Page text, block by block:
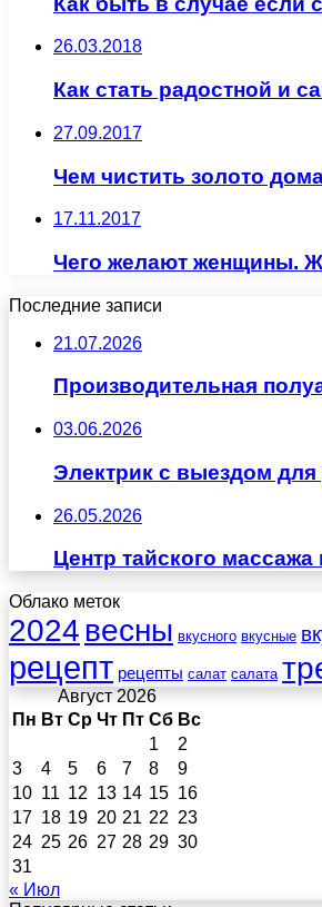
26.03.2018
Как стать радостной и
27.09.2017
Чем чистить золото
17.11.2017
Чего желают женщины.
Последние записи
21.07.2026
Производительная
03.06.2026
Электрик с выездом
26.05.2026
Центр тайского
Облако меток
2024 весны вкусного вкусные
рецепт рецепты салат салата
Август 2026
Пн Вт Ср Чт Пт Сб Вс
1
2
3
4 5 6 7 8
9
10 11 12 13 14 15 16
17 18 19 20 21 22 23
24 25 26 27 28 29 30
31
« Июл